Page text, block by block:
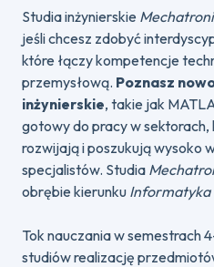
Studia inżynierskie
jeśli chcesz zdobyć
które łączy kompetencje
przemysłową. Poznasz
inżynierskie, takie jak
gotowy do pracy w sektorach,
rozwijają i poszukują wysoko
specjalistów. Studia
obrębie kierunku Informatyka
Tok nauczania w semestrach
studiów realizację